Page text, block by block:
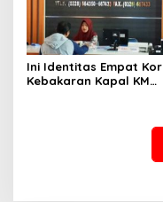
Ini Identitas Empat
Kebakaran Kapal KM